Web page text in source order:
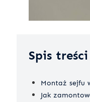
Spis treści
Montaż sejfu
Jak